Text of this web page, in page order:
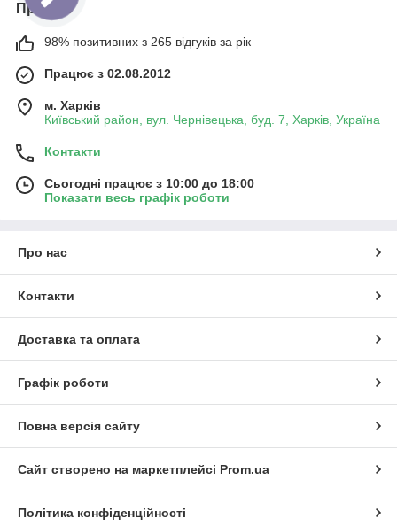
Про нас
98% позитивних з 265 відгуків за рік
Працює з 02.08.2012
м. Харків
Київський район, вул. Чернівецька, буд. 7, Харків, Україна
Контакти
Сьогодні працює з 10:00 до 18:00
Показати весь графік роботи
Про нас
Контакти
Доставка та оплата
Графік роботи
Повна версія сайту
Сайт створено на маркетплейсі Prom.ua
Політика конфіденційності